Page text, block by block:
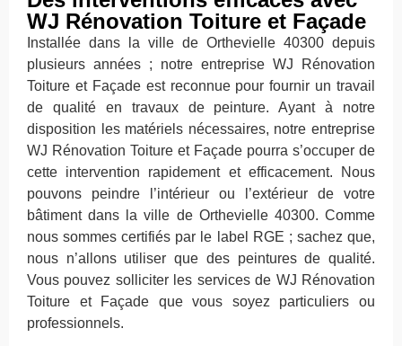
WJ Rénovation Toiture et Façade
Installée dans la ville de Orthevielle 40300 depuis
plusieurs années ; notre entreprise WJ Rénovation
Toiture et Façade est reconnue pour fournir un travail
de qualité en travaux de peinture. Ayant à notre
disposition les matériels nécessaires, notre entreprise
WJ Rénovation Toiture et Façade pourra s’occuper de
cette intervention rapidement et efficacement. Nous
pouvons peindre l’intérieur ou l’extérieur de votre
bâtiment dans la ville de Orthevielle 40300. Comme
nous sommes certifiés par le label RGE ; sachez que,
nous n’allons utiliser que des peintures de qualité.
Vous pouvez solliciter les services de WJ Rénovation
Toiture et Façade que vous soyez particuliers ou
professionnels.